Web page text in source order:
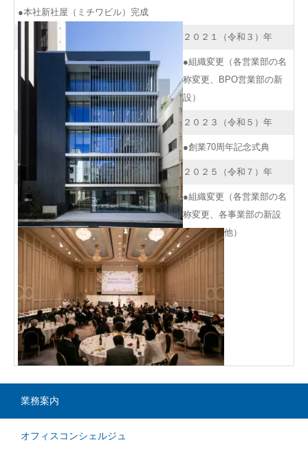
●本社新社屋（ミチワビル）完成
２０２１（令和３）年
●組織変更（各営業部の名
称変更、BPO営業部の新
設）
２０２３（令和５）年
●創業70周年記念式典
２０２５（令和７）年
●組織変更（各営業部の名
称変更、各事業部の新設
他）
業務案内
オフィスコンシェルジュ